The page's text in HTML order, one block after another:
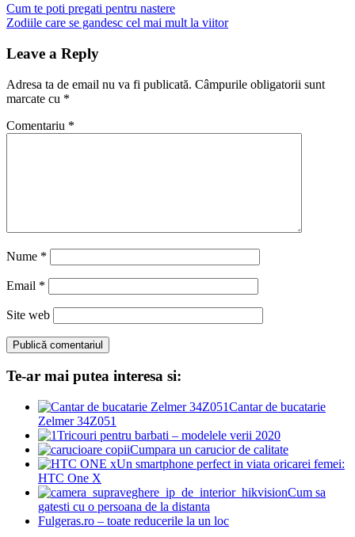
Navigare
în
articole
Previous
Post:
Cum te poti pregati pentru nastere
Next
Zodiile care se gandesc cel mai mult la viitor
Leave a Reply
Adresa ta de email nu va fi publicată. Câmpurile obligatorii sunt
marcate cu *
Comentariu *
Nume *
Email *
Site web
Te-ar mai putea interesa si:
Cantar de bucatarie
Zelmer 34Z051
Tricouri pentru barbati – modelele verii 2020
Cumpara un carucior de calitate
Un smartphone perfect in viata oricarei femei:
HTC One X
Cum sa
gatesti cu o persoana de la distanta
Fulgeras.ro – toate reducerile la un loc